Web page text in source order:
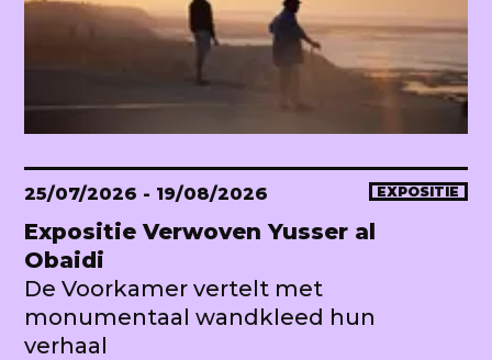
25/07/2026 - 19/08/2026 EXPOSITIE
Expositie Verwoven Yusser al
Obaidi
De Voorkamer vertelt met
monumentaal wandkleed hun
verhaal